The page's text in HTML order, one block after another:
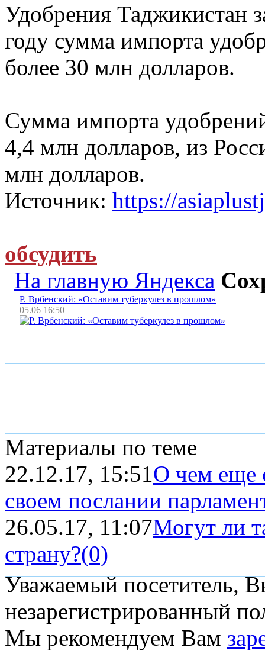
Удобрения Таджикистан
году сумма импорта
более 30 млн долларов.
Сумма импорта
4,4 млн долларов, из
млн долларов.
Источник: https://
обсудить
На главную Яндекса
Р. Врбенский: «Оставим туберкулез в прошлом»
05.06 16:50
Материалы по теме
22.12.17, 15:51О чем еще
своем послании
26.05.17, 11:07Могут ли
страну?(0)
Уважаемый посетитель,
незарегистрированный
Мы рекомендуем Вам